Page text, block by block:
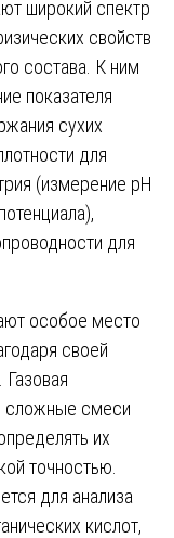
широкий спектр
свойств
состава. К ним
показателя
сухих
для
(измерение pH
для
особое место
своей
сложные смеси
их
точностью.
для анализа
кислот,